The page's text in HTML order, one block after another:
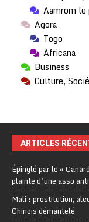
Aamrom le
Agora
Togo
Africana
Business
Culture,
ARTICLES
Épinglé par le «
plainte d’une asso
Mali : prostitution,
Chinois démantelé